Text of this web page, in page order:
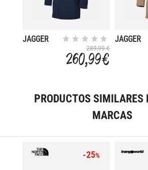
JAGGER
289,99 €
260,99 €
JAGGER
PRODUCTOS SIMILARES
MARCAS
-25%